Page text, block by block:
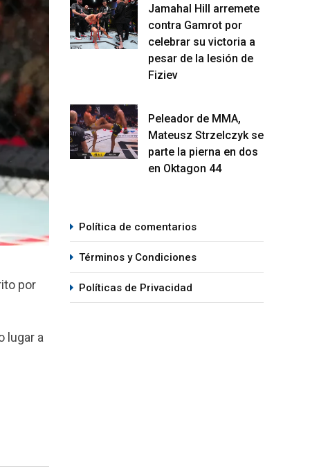
por
lugar a
Jamahal Hill arremete
contra Gamrot por
celebrar su victoria a
pesar de la lesión de
Fiziev
Peleador de MMA,
Mateusz Strzelczyk se
parte la pierna en dos
en Oktagon 44
Política de comentarios
Términos y Condiciones
Políticas de Privacidad